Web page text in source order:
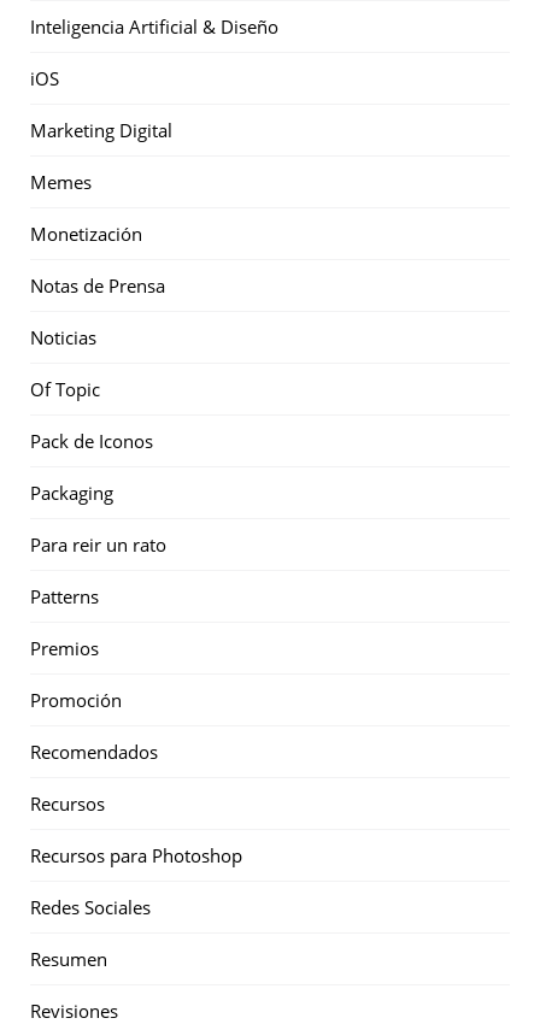
Inteligencia Artificial & Diseño
iOS
Marketing Digital
Memes
Monetización
Notas de Prensa
Noticias
Of Topic
Pack de Iconos
Packaging
Para reir un rato
Patterns
Premios
Promoción
Recomendados
Recursos
Recursos para Photoshop
Redes Sociales
Resumen
Revisiones